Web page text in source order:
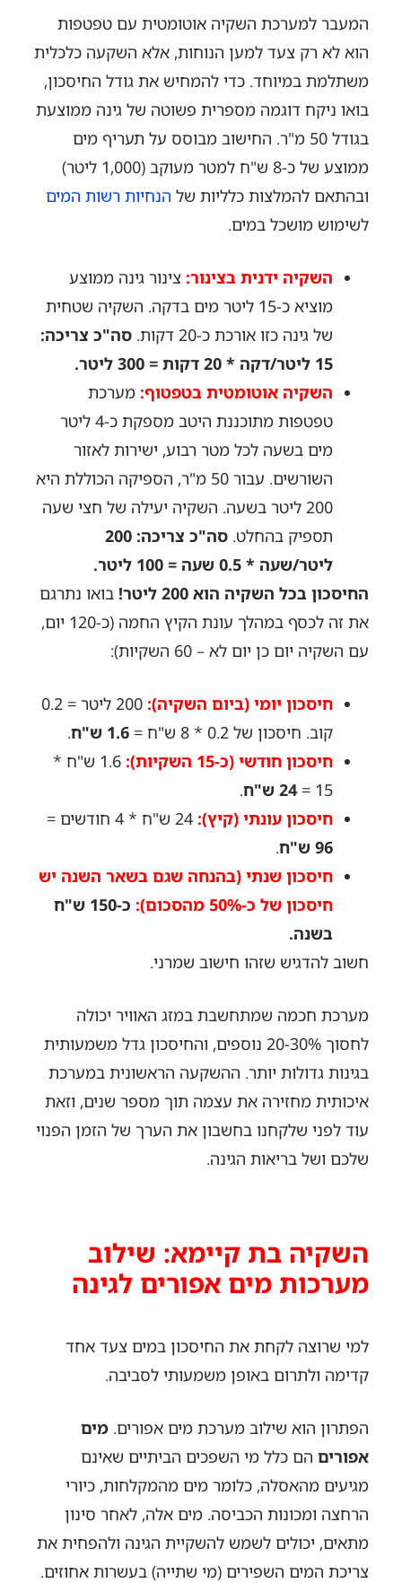
המעבר למערכת השקיה אוטומטית עם טפטפות
הוא לא רק צעד למען הנוחות, אלא השקעה כלכלית
משתלמת במיוחד. כדי להמחיש את גודל החיסכון,
בואו ניקח דוגמה מספרית פשוטה של גינה ממוצעת
בגודל 50 מ"ר. החישוב מבוסס על תעריף מים
ממוצע של כ-8 ש"ח למטר מעוקב (1,000 ליטר)
ובהתאם להמלצות כלליות של הנחיות רשות המים
לשימוש מושכל במים.
השקיה ידנית בצינור: צינור גינה ממוצע
מוציא כ-15 ליטר מים בדקה. השקיה שטחית
של גינה כזו אורכת כ-20 דקות.
סה"כ צריכה:
15 ליטר/דקה * 20 דקות = 300 ליטר.
השקיה אוטומטית בטפטוף: מערכת
טפטפות מתוכננת היטב מספקת כ-4 ליטר
מים בשעה לכל מטר רבוע, ישירות לאזור
השורשים. עבור 50 מ"ר, הספיקה הכוללת היא
200 ליטר בשעה. השקיה יעילה של חצי שעה
תספיק בהחלט.
סה"כ צריכה: 200
ליטר/שעה * 0.5 שעה = 100 ליטר.
החיסכון בכל השקיה הוא 200 ליטר!
בואו נתרגם
את זה לכסף במהלך עונת הקיץ החמה (כ-120 יום,
עם השקיה יום כן יום לא – 60 השקיות):
חיסכון יומי (ביום השקיה):
200 ליטר = 0.2
קוב. חיסכון של 0.2 * 8 ש"ח =
1.6 ש"ח
.
חיסכון חודשי (כ-15 השקיות):
1.6 ש"ח *
15 =
24 ש"ח
.
חיסכון עונתי (קיץ): 24 ש"ח * 4 חודשים =
96 ש"ח
.
חיסכון שנתי (בהנחה שגם בשאר השנה יש
חיסכון של כ-50% מהסכום):
כ-150 ש"ח
בשנה.
חשוב להדגיש שזהו חישוב שמרני.
מערכת חכמה שמתחשבת במזג האוויר יכולה
לחסוך 20-30% נוספים, והחיסכון גדל משמעותית
בגינות גדולות יותר. ההשקעה הראשונית במערכת
איכותית מחזירה את עצמה תוך מספר שנים, וזאת
עוד לפני שלקחנו בחשבון את הערך של הזמן הפנוי
שלכם ושל בריאות הגינה.
השקיה בת קיימא: שילוב
מערכות מים אפורים לגינה
למי שרוצה לקחת את החיסכון במים צעד אחד
קדימה ולתרום באופן משמעותי לסביבה.
הפתרון הוא שילוב מערכת מים אפורים. מים
אפוריםהם כלל מי השפכים הביתיים שאינם
מגיעים מהאסלה, כלומר מים מהמקלחות, כיורי
הרחצה ומכונות הכביסה. מים אלה, לאחר סינון
מתאים, יכולים לשמש להשקיית הגינה ולהפחית את
צריכת המים השפירים (מי שתייה) בעשרות אחוזים.